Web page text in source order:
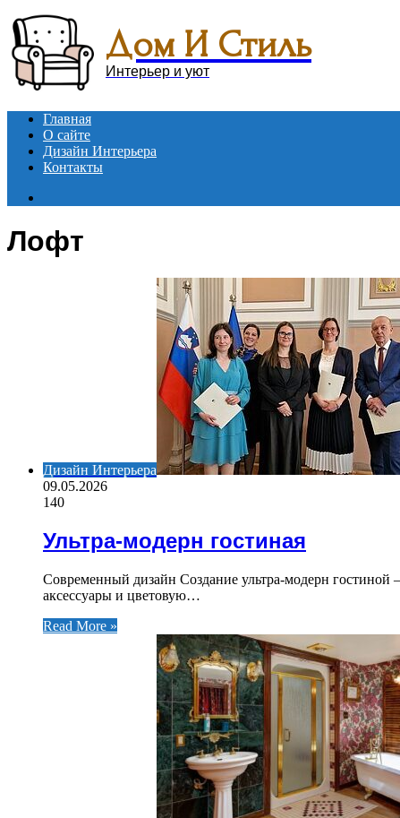
Menu
Дом И Стиль
Интерьер и уют
Главная
О сайте
Дизайн Интерьера
Контакты
Лофт
Дизайн Интерьера
09.05.2026
140
Ультра-модерн гостиная
Современный дизайн Создание ультра-модерн
аксессуары и цветовую…
Read More »